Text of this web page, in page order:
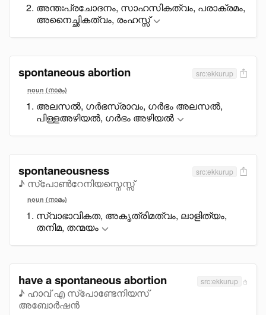
അന്തഃപ്രചോദനം, സാഹസികത്വം, പരാക്രമം,
അനൈച്ഛികത്വം, രംഹസ്സ്
spontaneous abortion src:ekkurup
noun (നാമം)
അലസൽ, ഗർഭസ്രാവം, ഗർഭം അലസൽ,
പിള്ളഅഴിയൽ, ഗർഭം അഴിയൽ
spontaneousness
♪ സ്പോൺറേനിയസ്നെസ്സ്
src:ekkurup
noun (നാമം)
സ്വാഭാവികത, അകൃത്രിമത്വം, ലാളിത്യം,
തനിമ, തന്മയം
have a spontaneous abortion
♪ ഹാവ് എ സ്പോണ്ടേനിയസ്
അബോർഷൻ
src:ekkurup